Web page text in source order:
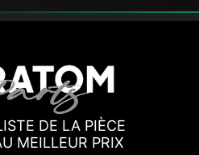
DE LA PIÈCE
MEILLEUR PRIX